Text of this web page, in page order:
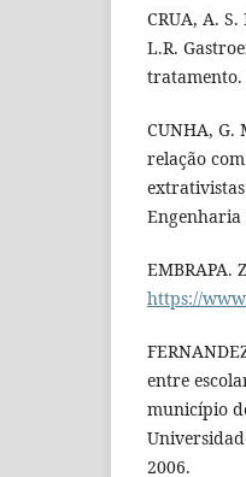
CRUA, A.
L.R.
tratamento.
CUNHA, G.
relação
Engenharia
EMBRAPA.
https://
entre
município
2006.